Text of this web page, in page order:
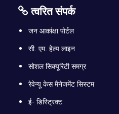
त्वरित संपर्क
जन आकांक्षा पोर्टल
सी. एम. हेल्प लाइन
सोशल सिक्यूरिटी समग्र
रेवेन्यू केस मैनेजमेंट सिस्टम
ई- डिस्ट्रिक्ट